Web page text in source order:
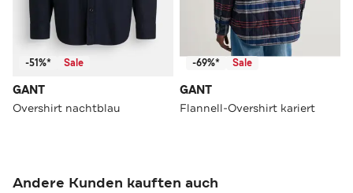
-51%* Sale
GANT
Overshirt nachtblau
-69%* Sale
GANT
Flannell-Overshirt kariert
Andere Kunden kauften auch